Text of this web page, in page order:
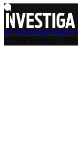
InicioInvestigación